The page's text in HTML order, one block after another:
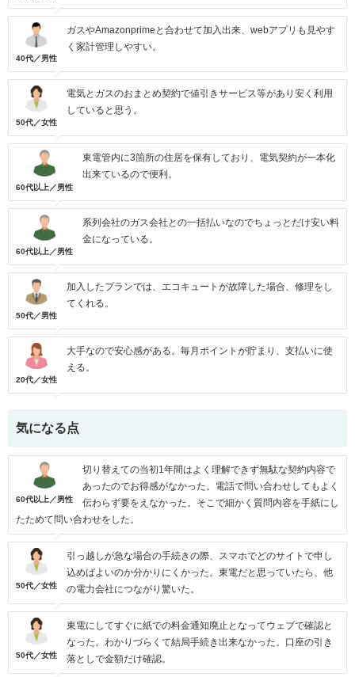
40代／男性
ガスやAmazonprimeと合わせて加入出来、webアプリも見やす
く家計管理しやすい。
50代／女性
電気とガスのおまとめ契約で値引きサービス等があり安く利用
していると思う。
60代以上／男性
東電管内に3箇所の住居を保有しており、電気契約が一本化
出来ているので便利。
60代以上／男性
系列会社のガス会社との一括払いなのでちょっとだけ安い料
金になっている。
50代／男性
加入したプランでは、エコキュートが故障した場合、修理をし
てくれる。
20代／女性
大手なので安心感がある。毎月ポイントが貯まり、支払いに使
える。
気になる点
60代以上／男性
切り替えての当初1年間はよく理解できず無駄な契約内容で
あったのでお得感がなかった。電話で問い合わせしてもよく
伝わらず要をえなかった。そこで細かく質問内容を手紙にし
たためて問い合わせをした。
50代／女性
引っ越しが急な場合の手続きの際、スマホでどのサイトで申し
込めばよいのか分かりにくかった。東電だと思っていたら、他
の電力会社につながり驚いた。
50代／女性
東電にしてすぐに紙での料金通知廃止となってウェブで確認と
なった。わかりづらくて結局手続き出来なかった。口座の引き
落としで金額だけ確認。